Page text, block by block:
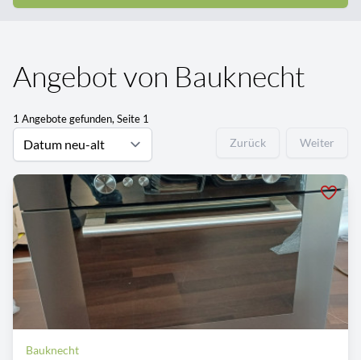
Angebot von Bauknecht
1 Angebote gefunden, Seite 1
Zurück Weiter
Bauknecht